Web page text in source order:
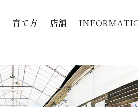
育て方 店舗